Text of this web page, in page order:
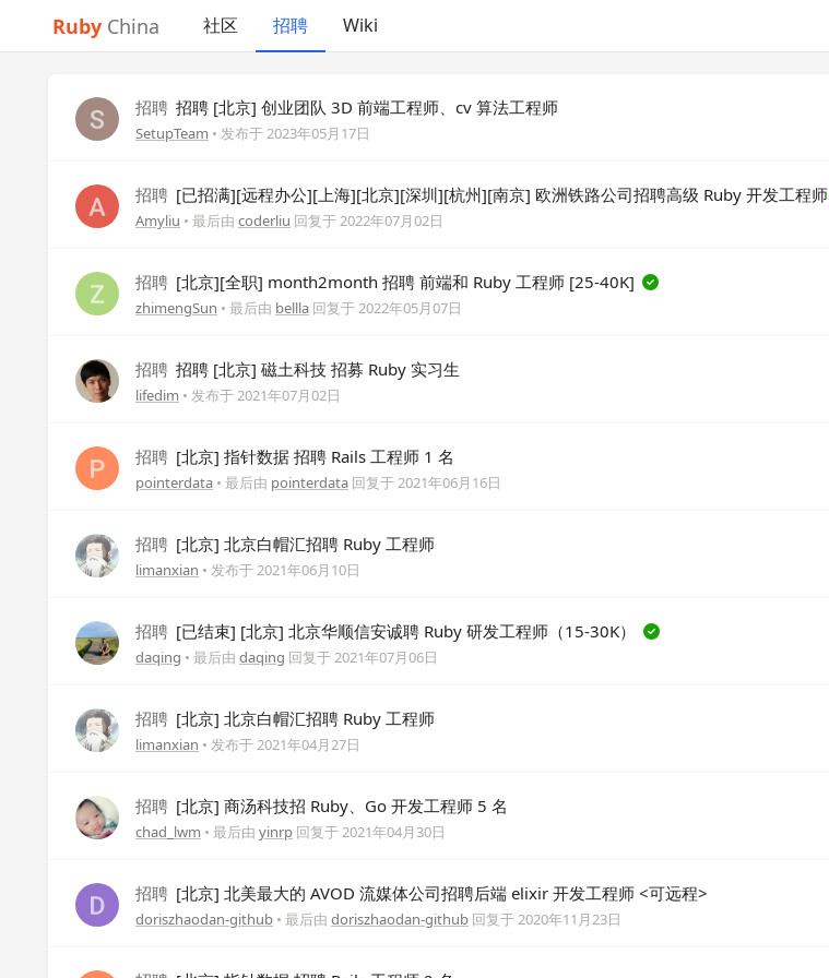
Ruby China 社区 招聘 Wiki
招聘 招聘 [北京] 创业团队 3D 前端工程师、cv 算法工程师
SetupTeam • 发布于2023年05月17日
招聘 [已招满][远程办公][上海][北京][深圳][杭州][南京] 欧洲铁路公司招聘高级 Ruby 开发工程师
Amyliu • 最后由 coderliu 回复于2022年07月02日
招聘 [北京][全职] month2month 招聘 前端和 Ruby 工程师 [25-40K]
zhimengSun • 最后由 bellla 回复于2022年05月07日
招聘 招聘 [北京] 磁土科技 招募 Ruby 实习生
lifedim • 发布于2021年07月02日
招聘 [北京] 指针数据 招聘 Rails 工程师 1 名
pointerdata • 最后由 pointerdata 回复于2021年06月16日
招聘 [北京] 北京白帽汇招聘 Ruby 工程师
limanxian • 发布于2021年06月10日
招聘 [已结束] [北京] 北京华顺信安诚聘 Ruby 研发工程师（15-30K）
daqing • 最后由 daqing 回复于2021年07月06日
招聘 [北京] 北京白帽汇招聘 Ruby 工程师
limanxian • 发布于2021年04月27日
招聘 [北京] 商汤科技招 Ruby、Go 开发工程师 5 名
chad_lwm • 最后由 yinrp 回复于2021年04月30日
招聘 [北京] 北美最大的 AVOD 流媒体公司招聘后端 elixir 开发工程师 <可远程>
doriszhaodan-github • 最后由 doriszhaodan-github 回复于2020年11月23日